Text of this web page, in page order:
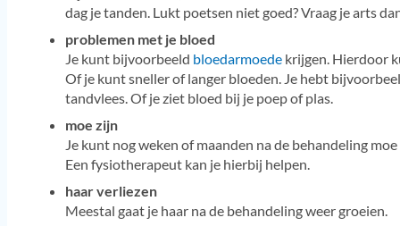
dag je tanden. Lukt poetsen niet goed? Vraag je arts
problemen met je bloed
Je kunt bijvoorbeeld bloedarmoedekrijgen. Hierdoor
Of je kunt sneller of langer bloeden. Je hebt
tandvlees. Of je ziet bloed bij je poep of plas.
moe zijn
Je kunt nog weken of maanden na de behandeling
Een fysiotherapeut kan je hierbij helpen.
haar verliezen
Meestal gaat je haar na de behandeling weer groeien.